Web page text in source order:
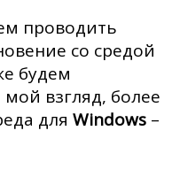
проводить
со средой
будем
мой взгляд, более
для Windows –